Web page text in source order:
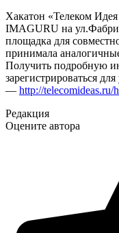
Хакатон «Телеком
IMAGURU на
площадка для
принимала
Получить подробную
зарегистрироваться
— http://telecomideas.ru/
Редакция
Оцените автора